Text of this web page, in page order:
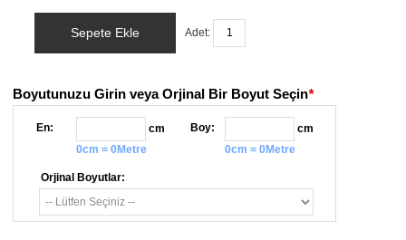
Sepete Ekle Adet:
Boyutunuzu Girin veya Orjinal Bir Boyut Seçin*
En:
cm
0cm = 0Metre
Boy:
cm
0cm = 0Metre
Orjinal Boyutlar: